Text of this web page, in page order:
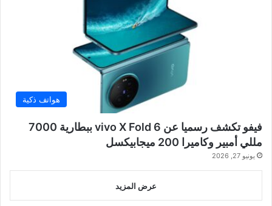
هواتف ذكية
فيفو تكشف رسميا عن vivo X Fold 6 ببطارية 7000
مللي أمبير وكاميرا 200 ميجابيكسل
يونيو 27, 2026
عرض المزيد